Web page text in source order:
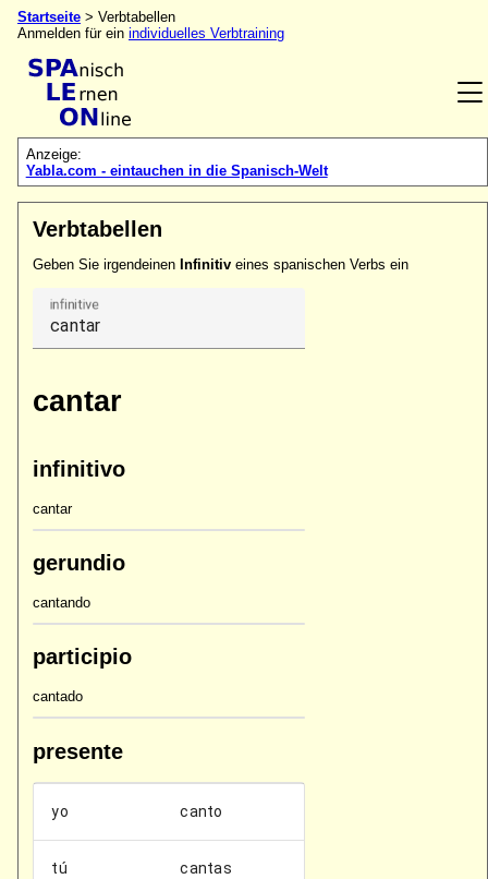
Startseite > Verbtabellen
Anmelden für ein individuelles Verbtraining
Anzeige:
Yabla.com - eintauchen in die Spanisch-Welt
Verbtabellen
Geben Sie irgendeinen Infinitiv eines spanischen Verbs ein